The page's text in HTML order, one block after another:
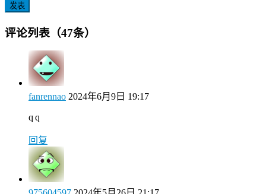
发表
评论列表（47条）
fanrennao 2024年6月9日 19:17
q q
回复